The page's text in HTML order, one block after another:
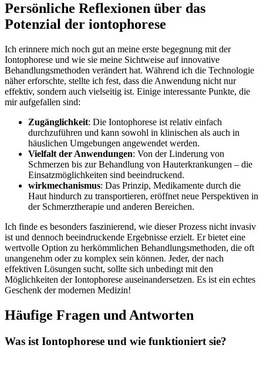
Persönliche Reflexionen über das‌
Potenzial der iontophorese
Ich erinnere mich noch gut an meine erste begegnung mit der
Iontophorese und wie sie meine Sichtweise⁤ auf innovative
⁤Behandlungsmethoden verändert hat. Während ich die‍ Technologie
näher erforschte, stellte ich⁢ fest, dass die Anwendung nicht nur
effektiv, sondern ⁣auch vielseitig ist. Einige interessante Punkte, die
mir aufgefallen sind:
Zugänglichkeit: Die ⁣Iontophorese ist relativ einfach
durchzuführen und kann sowohl in klinischen als auch in
häuslichen⁤ Umgebungen⁢ angewendet werden.
Vielfalt der Anwendungen: Von⁤ der Linderung von
Schmerzen bis ⁤zur Behandlung von⁤ Hauterkrankungen – die⁤
Einsatzmöglichkeiten⁢ sind beeindruckend.
wirkmechanismus: Das Prinzip, Medikamente ⁤durch die
Haut hindurch zu transportieren, ⁢eröffnet ⁢neue Perspektiven in
der Schmerztherapie und anderen Bereichen.
Ich finde es besonders faszinierend, wie ‌dieser Prozess nicht invasiv
ist und dennoch beeindruckende Ergebnisse erzielt. Er bietet eine
wertvolle Option zu herkömmlichen Behandlungsmethoden, die oft
‍unangenehm oder zu⁢ komplex sein können. Jeder, der nach
effektiven Lösungen ‍sucht, sollte ‍sich unbedingt mit den
Möglichkeiten der Iontophorese auseinandersetzen.‍ Es ist ⁣ein echtes
Geschenk der modernen Medizin!
Häufige‍ Fragen und Antworten
Was ist Iontophorese und wie funktioniert ‌sie?